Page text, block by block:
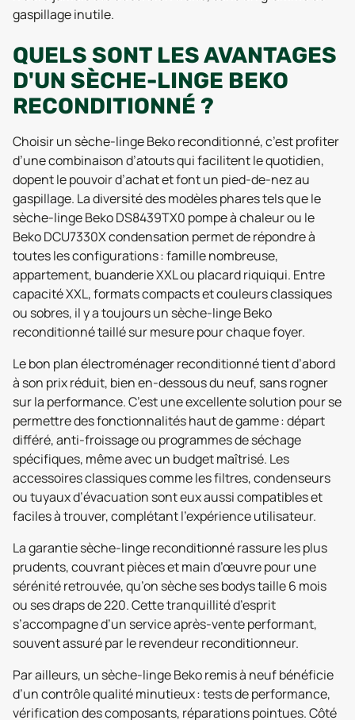
gaspillage inutile.
QUELS SONT LES AVANTAGES
D'UN SÈCHE-LINGE BEKO
RECONDITIONNÉ ?
Choisir un sèche-linge Beko reconditionné, c’est profiter
d’une combinaison d’atouts qui facilitent le quotidien,
dopent le pouvoir d’achat et font un pied-de-nez au
gaspillage. La diversité des modèles phares tels que le
sèche-linge Beko DS8439TX0 pompe à chaleur ou le
Beko DCU7330X condensation permet de répondre à
toutes les configurations : famille nombreuse,
appartement, buanderie XXL ou placard riquiqui. Entre
capacité XXL, formats compacts et couleurs classiques
ou sobres, il y a toujours un sèche-linge Beko
reconditionné taillé sur mesure pour chaque foyer.
Le bon plan électroménager reconditionné tient d’abord
à son prix réduit, bien en-dessous du neuf, sans rogner
sur la performance. C’est une excellente solution pour se
permettre des fonctionnalités haut de gamme : départ
différé, anti-froissage ou programmes de séchage
spécifiques, même avec un budget maîtrisé. Les
accessoires classiques comme les filtres, condenseurs
ou tuyaux d’évacuation sont eux aussi compatibles et
faciles à trouver, complétant l’expérience utilisateur.
La garantie sèche-linge reconditionné rassure les plus
prudents, couvrant pièces et main d’œuvre pour une
sérénité retrouvée, qu’on sèche ses bodys taille 6 mois
ou ses draps de 220. Cette tranquillité d’esprit
s’accompagne d’un service après-vente performant,
souvent assuré par le revendeur reconditionneur.
Par ailleurs, un sèche-linge Beko remis à neuf bénéficie
d’un contrôle qualité minutieux : tests de performance,
vérification des composants, réparations pointues. Côté